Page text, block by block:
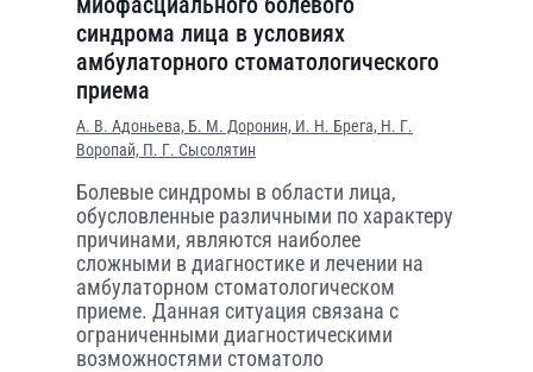
синдрома лица в условиях
амбулаторного стоматологического
приема
А. В. Адоньева, Б. М. Доронин, И. Н. Брега, Н. Г.
Воропай, П. Г. Сысолятин
Болевые синдромы в области лица,
обусловленные различными по характеру
причинами, являются наиболее
сложными в диагностике и лечении на
амбулаторном стоматологическом
приеме. Данная ситуация связана с
ограниченными диагностическими
возможностями стоматоло